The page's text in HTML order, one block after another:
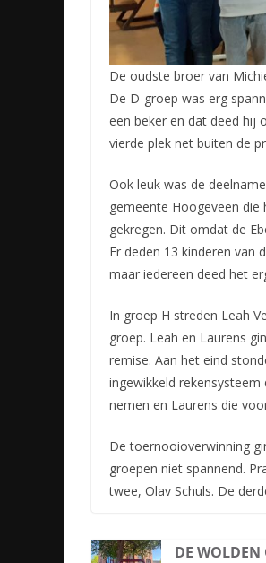
De oudste broer van
De D-groep was erg
een beker en dat deed hij
vierde plek net buiten de
Ook leuk was de
gemeente Hoogeveen
gekregen. Dit omdat de
Er deden 13 kinderen van
maar iedereen deed het
In groep H streden Leah
groep. Leah en Laurens
remise. Aan het eind
ingewikkeld
nemen en Laurens die
De toernooioverwinning
groepen niet spannend.
twee, Olav Schuls. De
DE